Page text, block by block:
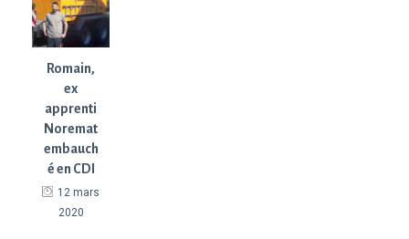
Romain,
ex
apprenti
Noremat
embauch
é en CDI
12 mars
2020